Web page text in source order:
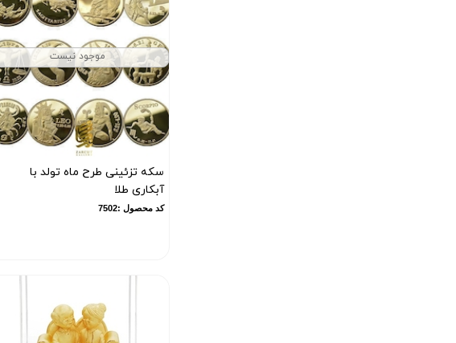
موجود نیست
سکه تزئینی طرح ماه تولد با
آبکاری طلا
کد محصول :7502